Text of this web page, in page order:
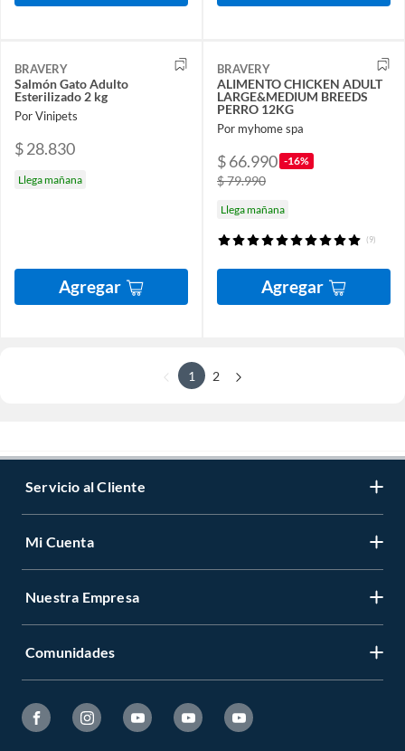
BRAVERY
Salmón Gato Adulto
Esterilizado 2 kg
Por Vinipets
$ 28.830
Llega mañana
Agregar
BRAVERY
ALIMENTO CHICKEN ADULT
LARGE&MEDIUM BREEDS
PERRO 12KG
Por myhome spa
$ 66.990 -16%
$ 79.990
Llega mañana
(9)
Agregar
1 2
Servicio al Cliente
Mi Cuenta
Nuestra Empresa
Comunidades